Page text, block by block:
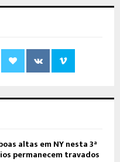
altas em NY nesta 3ª
permanecem travados